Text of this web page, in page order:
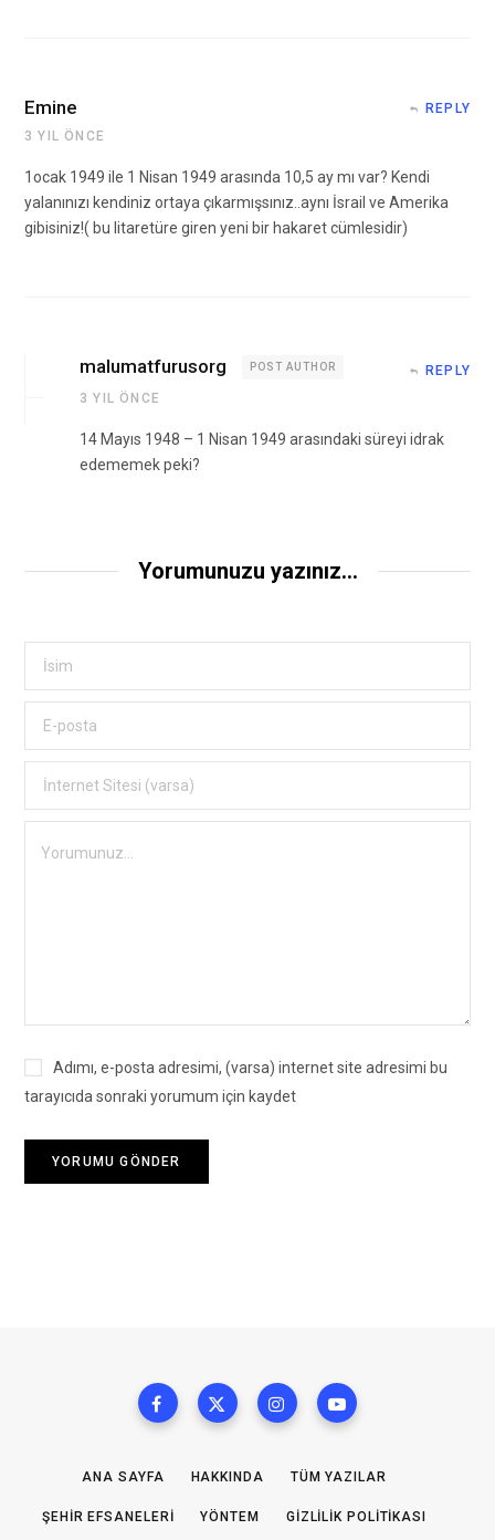
Emine
3 YIL ÖNCE
REPLY
1ocak 1949 ile 1 Nisan 1949 arasında 10,5 ay mı var? Kendi
yalanınızı kendiniz ortaya çıkarmışsınız..aynı İsrail ve Amerika
gibisiniz!( bu litaretüre giren yeni bir hakaret cümlesidir)
malumatfurusorg POST AUTHOR
3 YIL ÖNCE
REPLY
14 Mayıs 1948 – 1 Nisan 1949 arasındaki süreyi idrak
edememek peki?
Yorumunuzu yazınız...
Adımı, e-posta adresimi, (varsa) internet site adresimi bu
tarayıcıda sonraki yorumum için kaydet
ANA SAYFA HAKKINDA TÜM YAZILAR
ŞEHIR EFSANELERI YÖNTEM GIZLILIK POLITIKASI